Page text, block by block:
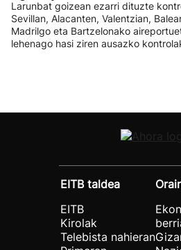
Larunbat goizean ezarri dituzte
Sevillan, Alacanten, Valentzian,
Madrilgo eta Bartzelonako
lehenago hasi ziren ausazko
EITB taldea
EITB
Kirolak
Telebista nahieran